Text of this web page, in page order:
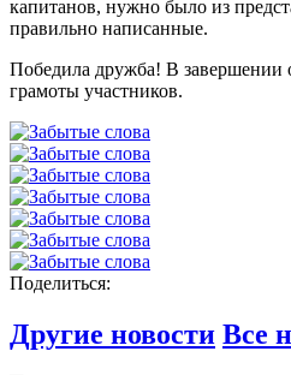
капитанов, нужно было из
правильно написанные.
Победила дружба! В завершении
грамоты участников.
Поделиться:
Другие новости Все